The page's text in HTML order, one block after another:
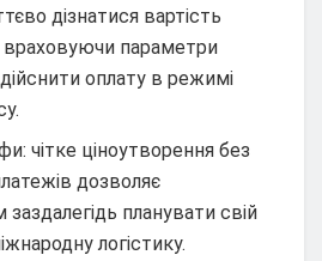
дізнатися вартість
враховуючи параметри
оплату в режимі
чітке ціноутворення без
дозволяє
заздалегідь планувати свій
логістику.